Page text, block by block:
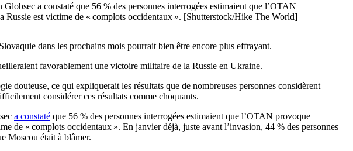
a constaté que 56 % des personnes interrogées estimaient que l’OTAN
Russie est victime de « complots occidentaux ». [Shutterstock/Hike The World]
dans les prochains mois pourrait bien être encore plus effrayant.
favorablement une victoire militaire de la Russie en Ukraine.
douteuse, ce qui expliquerait les résultats que de nombreuses personnes considèrent
considérer ces résultats comme choquants.
a constaté que 56 % des personnes interrogées estimaient que l’OTAN provoque
de « complots occidentaux ». En janvier déjà, juste avant l’invasion, 44 % des personnes
Moscou était à blâmer.